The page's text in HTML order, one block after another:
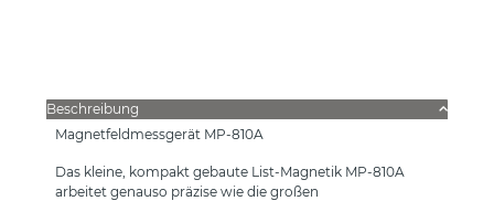
Beschreibung
Magnetfeldmessgerät MP-810A
Das kleine, kompakt gebaute List-Magnetik MP-810A
arbeitet genauso präzise wie die großen